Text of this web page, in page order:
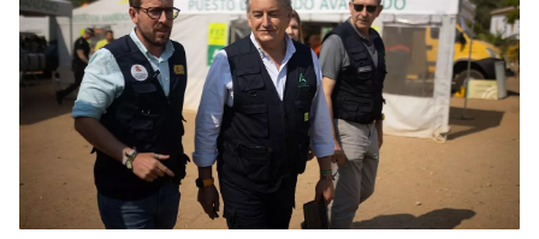
GIRA
El Ballet Folklórico Tupa Marka en gira en España
y Francia